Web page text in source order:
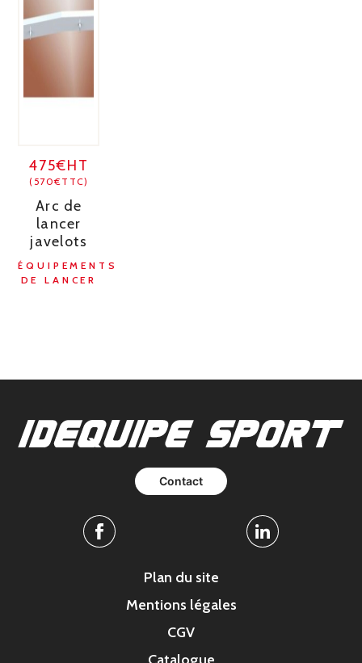
475€HT
(570€TTC)
Arc de
lancer
javelots
ÉQUIPEMENTS
DE LANCER
Contact
Facebook Linkedin
Plan du site
Mentions légales
CGV